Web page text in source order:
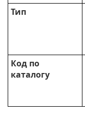
Тип
Код по
каталогу